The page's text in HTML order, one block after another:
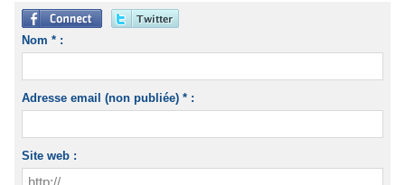
Nom * :
Adresse email (non publiée) * :
Site web :